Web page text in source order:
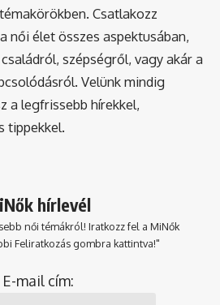
Csatlakozz
női élet összes aspektusában,
szépségről, vagy akár a
Velünk mindig
a legfrissebb hírekkel,
tippekkel.
hírlevél
női témákról! Iratkozz fel a MiNők
Feliratkozás gombra kattintva!"
E-mail cím: